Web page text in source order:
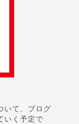
いて、ブログ
いく予定で